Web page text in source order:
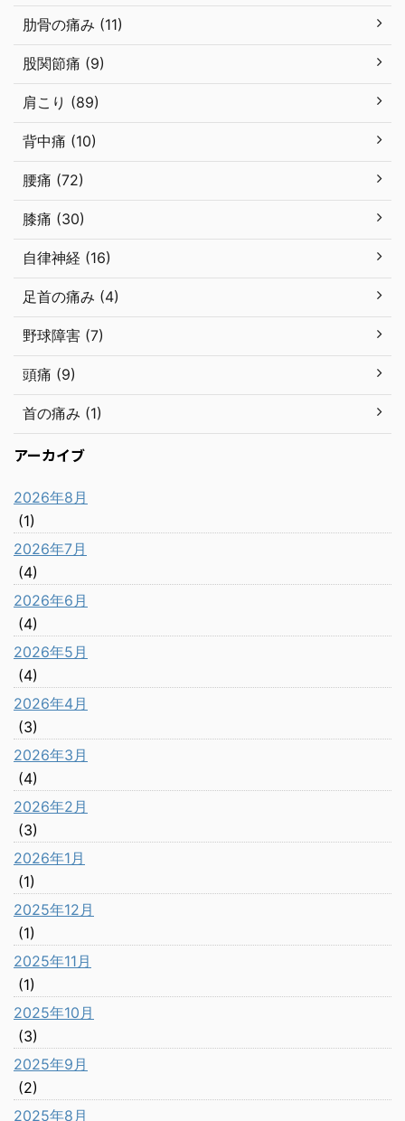
肋骨の痛み (11)
股関節痛 (9)
肩こり (89)
背中痛 (10)
腰痛 (72)
膝痛 (30)
自律神経 (16)
足首の痛み (4)
野球障害 (7)
頭痛 (9)
首の痛み (1)
アーカイブ
2026年8月
(1)
2026年7月
(4)
2026年6月
(4)
2026年5月
(4)
2026年4月
(3)
2026年3月
(4)
2026年2月
(3)
2026年1月
(1)
2025年12月
(1)
2025年11月
(1)
2025年10月
(3)
2025年9月
(2)
2025年8月